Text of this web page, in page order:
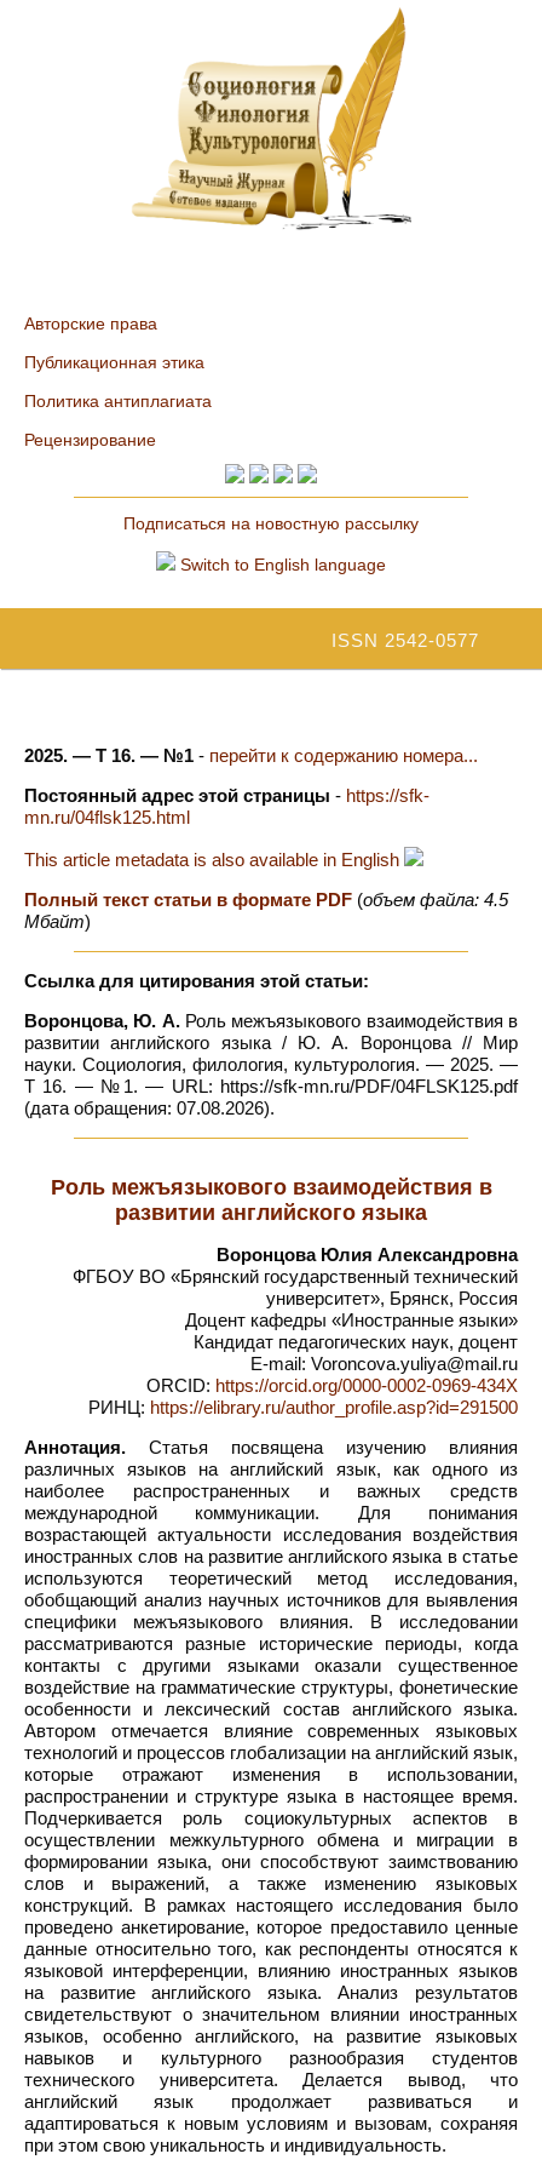
Авторские права
Публикационная этика
Политика антиплагиата
Рецензирование
Подписаться на новостную рассылку
Switch to English language
ISSN 2542-0577
2025. — Т 16. — №1 - перейти к содержанию номера...
Постоянный адрес этой страницы - https://sfk-
mn.ru/04flsk125.html
This article metadata is also available in English
Полный текст статьи в формате PDF (объем файла: 4.5
Мбайт)
Ссылка для цитирования этой статьи:
Воронцова, Ю. А.Роль межъязыкового взаимодействия в
развитии английского языка / Ю. А. Воронцова // Мир
науки. Социология, филология, культурология. — 2025. —
Т 16. — №1. — URL: https://sfk-mn.ru/PDF/04FLSK125.pdf
(дата обращения: 07.08.2026).
Роль межъязыкового взаимодействия в
развитии английского языка
Воронцова Юлия Александровна
ФГБОУ ВО «Брянский государственный технический
университет», Брянск, Россия
Доцент кафедры «Иностранные языки»
Кандидат педагогических наук, доцент
E-mail: Voroncova.yuliya@mail.ru
ORCID: https://orcid.org/0000-0002-0969-434X
РИНЦ: https://elibrary.ru/author_profile.asp?id=291500
Аннотация. Статья посвящена изучению влияния
различных языков на английский язык, как одного из
наиболее распространенных и важных средств
международной коммуникации. Для понимания
возрастающей актуальности исследования воздействия
иностранных слов на развитие английского языка в статье
используются теоретический метод исследования,
обобщающий анализ научных источников для выявления
специфики межъязыкового влияния. В исследовании
рассматриваются разные исторические периоды, когда
контакты с другими языками оказали существенное
воздействие на грамматические структуры, фонетические
особенности и лексический состав английского языка.
Автором отмечается влияние современных языковых
технологий и процессов глобализации на английский язык,
которые отражают изменения в использовании,
распространении и структуре языка в настоящее время.
Подчеркивается роль социокультурных аспектов в
осуществлении межкультурного обмена и миграции в
формировании языка, они способствуют заимствованию
слов и выражений, а также изменению языковых
конструкций. В рамках настоящего исследования было
проведено анкетирование, которое предоставило ценные
данные относительно того, как респонденты относятся к
языковой интерференции, влиянию иностранных языков
на развитие английского языка. Анализ результатов
свидетельствуют о значительном влиянии иностранных
языков, особенно английского, на развитие языковых
навыков и культурного разнообразия студентов
технического университета. Делается вывод, что
английский язык продолжает развиваться и
адаптироваться к новым условиям и вызовам, сохраняя
при этом свою уникальность и индивидуальность.